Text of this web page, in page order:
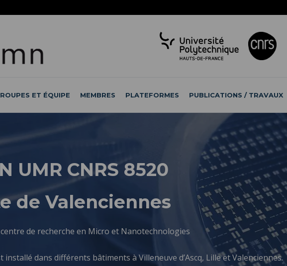
ET ÉQUIPE MEMBRES PLATEFORMES PUBLICATIONS / TRAVAUX
UMR CNRS 8520
de Valenciennes
de recherche en Micro et Nanotechnologies
installé dans différents bâtiments à Villeneuve d’Ascq, Lille et Valenciennes.